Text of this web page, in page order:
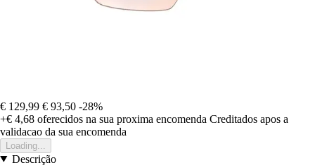
€ 129,99 € 93,50 -28%
+€ 4,68 oferecidos na sua proxima encomenda Creditados apos a
validacao da sua encomenda
Loading...
Descrição